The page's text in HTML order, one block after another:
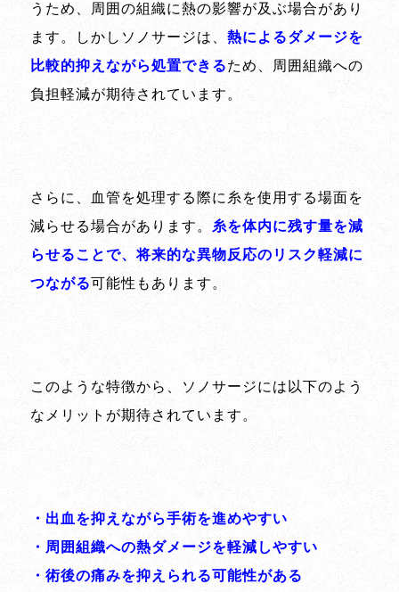
うため、周囲の組織に熱の影響が及ぶ場合があり
ます。しかしソノサージは、 熱によるダメージを
比較的抑えながら処置できるため、周囲組織への
負担軽減が期待されています。
さらに、血管を処理する際に糸を使用する場面を
減らせる場合があります。 糸を体内に残す量を減
らせることで、将来的な異物反応のリスク軽減に
つながる可能性もあります。
このような特徴から、ソノサージには以下のよう
なメリットが期待されています。
・出血を抑えながら手術を進めやすい
・周囲組織への熱ダメージを軽減しやすい
・術後の痛みを抑えられる可能性がある